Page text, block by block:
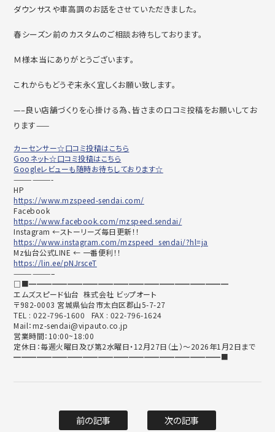
ダウンサスや車高調のお話をさせていただきました。
春シーズン前のカスタムのご相談お待ちしております。
Ｍ様本当にありがとうございます。
これからもどうぞ末永く宜しくお願い致します。
—–良い店舗づくりを心掛ける為、皆さまの口コミ投稿をお願いしてお
ります——
カーセンサー☆口コミ投稿はこちら
Gooネット☆口コミ投稿はこちら
Googleレビューも随時お待ちしております☆
——————-
HP
https://www.mzspeed-sendai.com/
Facebook
https://www.facebook.com/mzspeed.sendai/
Instagram ←ストーリーズ毎日更新！！
https://www.instagram.com/mzspeed_sendai/?hl=ja
Mz仙台公式LINE ← 一番便利！！
https://lin.ee/pNJrsceT
——————–
□■━━━━━━━━━━━━━━━━━━━━━━━━━━
エムズスピード仙台 株式会社 ビップオート
〒982-0003 宮城県仙台市太白区郡山5-7-27
TEL : 022-796-1600 FAX : 022-796-1624
Mail：mz-sendai@vipauto.co.jp
営業時間：10:00~18:00
定休日：毎週火曜日及び第2水曜日・12月27日（土）～2026年1月2日まで
━━━━━━━━━━━━━━━━━━━━━━━━━━━■
前の記事 次の記事